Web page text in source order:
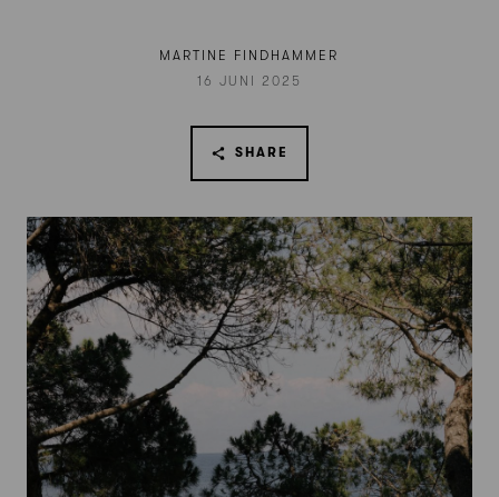
MARTINE FINDHAMMER
16 JUNI 2025
SHARE